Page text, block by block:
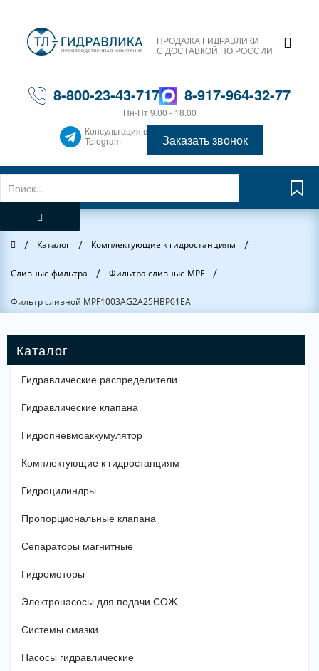
ПРОДАЖА ГИДРАВЛИКИ
С ДОСТАВКОЙ ПО РОССИИ
8-800-23-43-717 8-917-964-32-77
Пн-Пт 9.00 - 18.00
Консультация в
Telegram
Заказать звонок
Главная
/ Каталог / Комплектующие к гидростанциям /
Сливные фильтра / Фильтра сливные MPF /
Фильтр сливной MPF1003AG2A25HBP01EA
Гидравлические распределители
Гидравлические клапана
Гидропневмоаккумулятор
Комплектующие к гидростанциям
Гидроцилиндры
Пропорциональные клапана
Сепараторы магнитные
Гидромоторы
Электронасосы для подачи СОЖ
Системы смазки
Насосы гидравлические